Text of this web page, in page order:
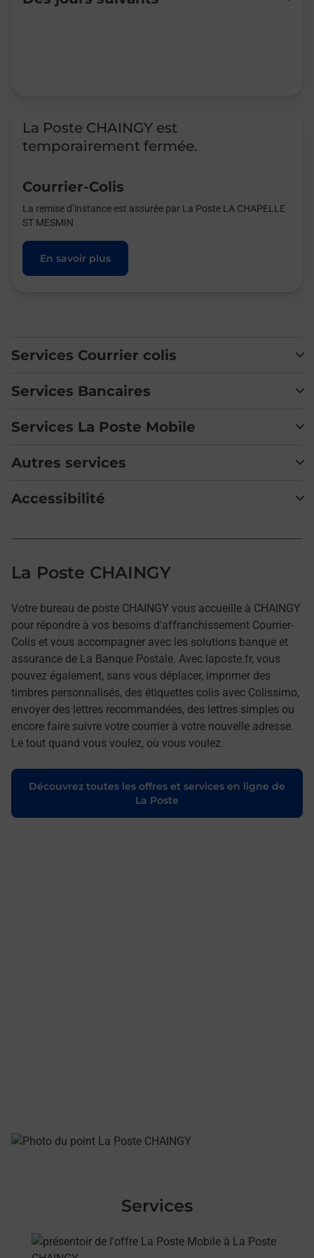
La Poste CHAINGY est
temporairement fermée.
Courrier-Colis
La remise d’instance est assurée par La Poste LA CHAPELLE
ST MESMIN
En savoir plus
Services Courrier colis
Services Bancaires
Services La Poste Mobile
Autres services
Accessibilité
La Poste CHAINGY
Votre bureau de poste CHAINGY vous accueille à CHAINGY
pour répondre à vos besoins d'affranchissement Courrier-
Colis et vous accompagner avec les solutions banque et
assurance de La Banque Postale. Avec laposte.fr, vous
pouvez également, sans vous déplacer, imprimer des
timbres personnalisés, des étiquettes colis avec Colissimo,
envoyer des lettres recommandées, des lettres simples ou
encore faire suivre votre courrier à votre nouvelle adresse.
Le tout quand vous voulez, où vous voulez.
Découvrez toutes les offres et services en ligne de
La Poste
Services
En savoir plus